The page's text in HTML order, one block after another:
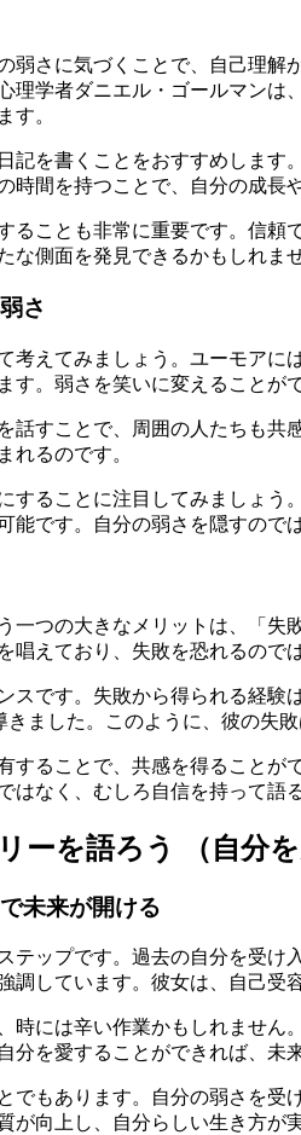
弱さに気づくことで、自己理
理学者ダニエル・ゴールマン
す。
記を書くことをおすすめしま
時間を持つことで、自分の成長
ることも非常に重要です。信
側面を発見できるかもしれませ
さ
考えてみましょう。ユーモア
す。弱さを笑いに変えることが
話すことで、周囲の人たちも
れるのです。
することに注目してみましょ
能です。自分の弱さを隠すの
一つの大きなメリットは、「
唱えており、失敗を恐れるの
スです。失敗から得られる経
ました。このように、彼の失
することで、共感を得ること
はなく、むしろ自信を持って語
ーを語ろう （自分を
未来が開ける
テップです。過去の自分を受
調しています。彼女は、自己
時には辛い作業かもしれませ
を愛することができれば、未
でもあります。自分の弱さを
向上し、自分らしい生き方が